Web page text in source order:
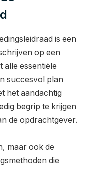
is een
op een
alle essentiële
succesvol plan
het aandachtig
begrip te krijgen
de opdrachtgever.
maar ook de
die